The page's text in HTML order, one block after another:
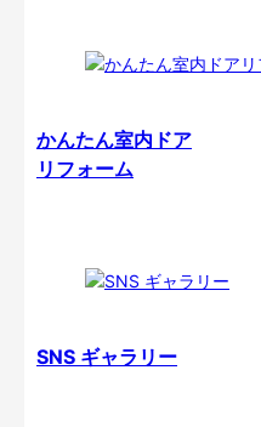
かんたん室内ドア
リフォーム
SNS ギャラリー